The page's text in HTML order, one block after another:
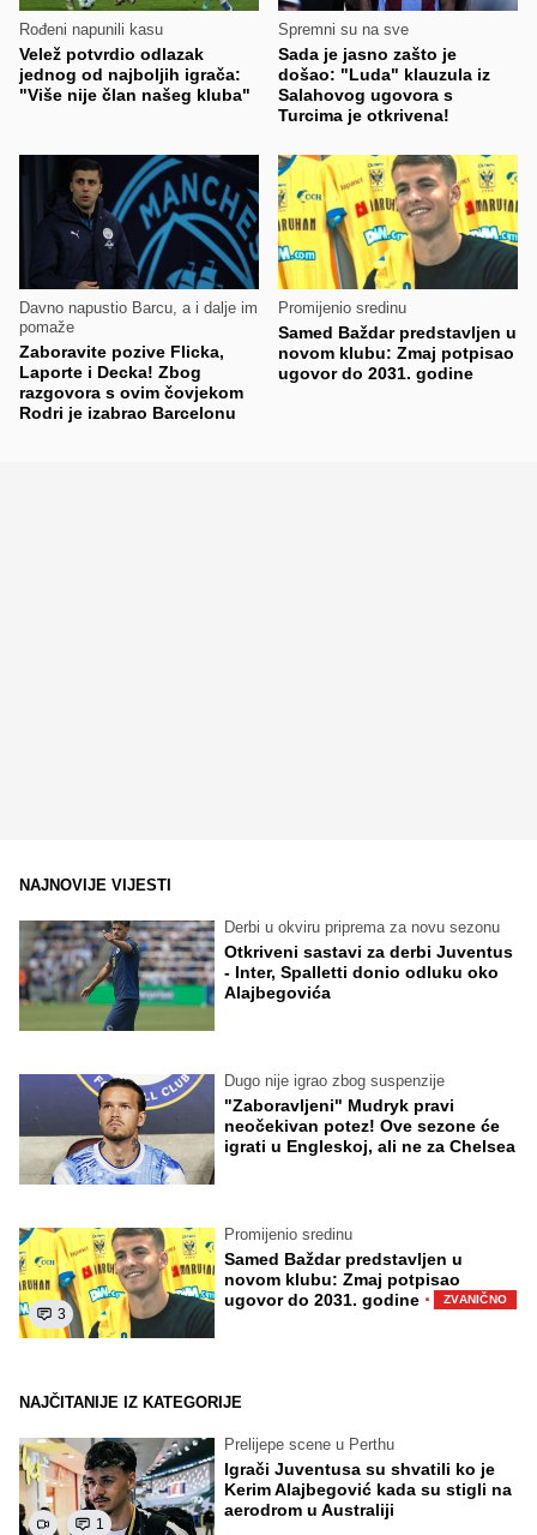
Rođeni napunili kasu
Velež potvrdio odlazak
jednog od najboljih igrača:
"Više nije član našeg kluba"
Spremni su na sve
Sada je jasno zašto je
došao: "Luda" klauzula iz
Salahovog ugovora s
Turcima je otkrivena!
Davno napustio Barcu, a i dalje im
pomaže
Zaboravite pozive Flicka,
Laporte i Decka! Zbog
razgovora s ovim čovjekom
Rodri je izabrao Barcelonu
Promijenio sredinu
Samed Baždar predstavljen u
novom klubu: Zmaj potpisao
ugovor do 2031. godine
NAJNOVIJE VIJESTI
Derbi u okviru priprema za novu sezonu
Otkriveni sastavi za derbi Juventus
- Inter, Spalletti donio odluku oko
Alajbegovića
Dugo nije igrao zbog suspenzije
"Zaboravljeni" Mudryk pravi
neočekivan potez! Ove sezone će
igrati u Engleskoj, ali ne za Chelsea
3
Promijenio sredinu
Samed Baždar predstavljen u
novom klubu: Zmaj potpisao
ugovor do 2031. godine · ZVANIČNO
NAJČITANIJE IZ KATEGORIJE
1
Prelijepe scene u Perthu
Igrači Juventusa su shvatili ko je
Kerim Alajbegović kada su stigli na
aerodrom u Australiji